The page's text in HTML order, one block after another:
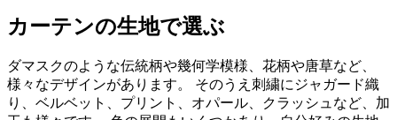
カーテンの生地で選ぶ
ダマスクのような伝統柄や幾何学模様、花柄や唐草など、
様々なデザインがあります。 そのうえ刺繍にジャガード織
り、ベルベット、プリント、オパール、クラッシュなど、加